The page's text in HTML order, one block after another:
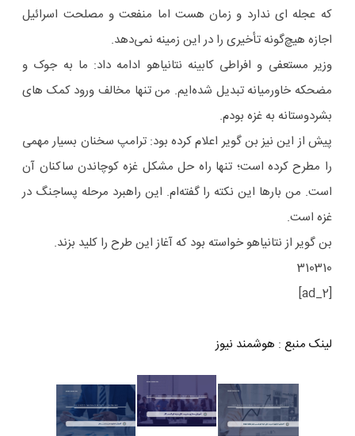
که عجله ای ندارد و زمان هست اما منفعت و مصلحت اسرائیل
اجازه هیچ‌گونه تأخیری را در این زمینه نمی‌دهد.
وزیر مستعفی و افراطی کابینه نتانیاهو ادامه داد: ما به جوک و
مضحکه خاورمیانه تبدیل شده‌ایم. من تنها مخالف ورود کمک های
بشردوستانه به غزه بودم.
پیش از این نیز بن گویر اعلام کرده بود: ترامپ سخنان بسیار مهمی
را مطرح کرده است؛ تنها راه حل مشکل غزه کوچاندن ساکنان آن
است. من بارها این نکته را گفته‌ام. این راهبرد مرحله پساجنگ در
غزه است.
بن گویر از نتانیاهو خواسته بود که آغاز این طرح را کلید بزند.
310310
[ad_2]
لینک منبع : هوشمند نیوز